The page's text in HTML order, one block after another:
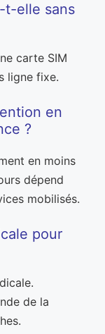
t-elle sans
carte SIM
ligne fixe.
en
?
en moins
dépend
mobilisés.
pour
de la